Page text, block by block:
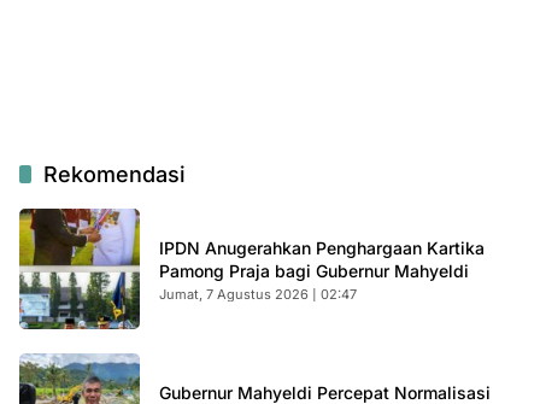
Rekomendasi
IPDN Anugerahkan Penghargaan Kartika
Pamong Praja bagi Gubernur Mahyeldi
Jumat, 7 Agustus 2026 | 02:47
Gubernur Mahyeldi Percepat Normalisasi